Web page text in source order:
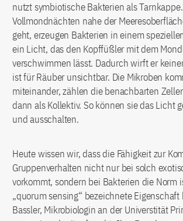
nutzt symbiotische Bakterien als
Vollmondnächten nahe der
geht, erzeugen Bakterien in einem
ein Licht, das den Kopffüßler mit dem
verschwimmen lässt. Dadurch wirft er
ist für Räuber unsichtbar. Die Mikroben
miteinander, zählen die benachbarten
dann als Kollektiv. So können sie das Licht
und ausschalten.
Heute wissen wir, dass die Fähigkeit zur
Gruppenverhalten nicht nur bei solch
vorkommt, sondern bei Bakterien die Norm
„quorum sensing“ bezeichnete
Bassler, Mikrobiologin an der Universtität